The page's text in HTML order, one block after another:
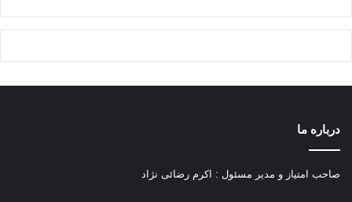
درباره ما
صاحب امتیاز و مدیر مسئول : اکرم رضائی نژاد